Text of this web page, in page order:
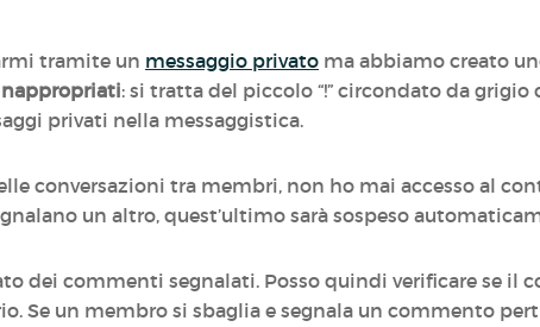
tramite un messaggio privato ma abbiamo creato
: si tratta del piccolo “!” circondato da grigio
privati nella messaggistica.
conversazioni tra membri, non ho mai accesso al
un altro, quest’ultimo sarà sospeso
dei commenti segnalati. Posso quindi verificare se il
Se un membro si sbaglia e segnala un commento